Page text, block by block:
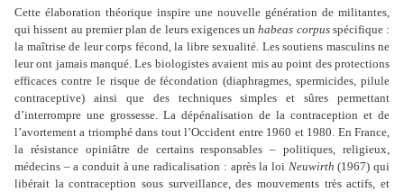
Cette élaboration théorique inspire une nouvelle génération de militantes,
qui hissent au premier plan de leurs exigences unhabeas corpusspécifique :
la maîtrise de leur corps fécond, la libre sexualité. Les soutiens masculins ne
leur ont jamais manqué. Les biologistes avaient mis au point des protections
efficaces contre le risque de fécondation (diaphragmes, spermicides, pilule
contraceptive) ainsi que des techniques simples et sûres permettant
d’interrompre une grossesse. La dépénalisation de la contraception et de
l’avortement a triomphé dans tout l’Occident entre 1960 et 1980. En France,
la résistance opiniâtre de certains responsables – politiques, religieux,
médecins – a conduit à une radicalisation : après la loi Neuwirth (1967) qui
libérait la contraception sous surveillance, des mouvements très actifs, et